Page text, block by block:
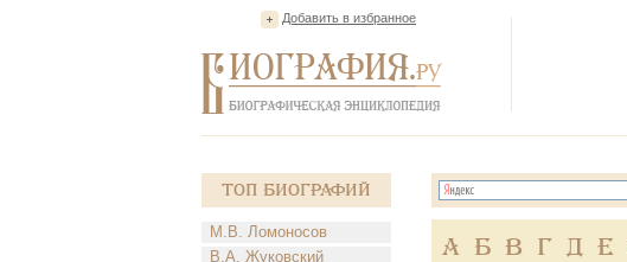
Добавить в избранное
Топ Биографий
М.В. Ломоносов
В.А. Жуковский
А Б В Г Д Е